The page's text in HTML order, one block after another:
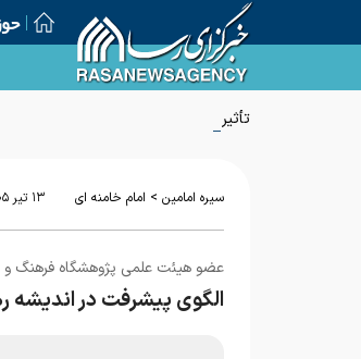
تأثیر تفکر امام راحل بر تحولات جهان
سیره امامین > امام خامنه ای ۱۳ تير ۱۴۰۵ - ۲۰:۱۲
عضو هیئت علمی پژوهشگاه فرهنگ و
الگوی پیشرفت در اندیشه